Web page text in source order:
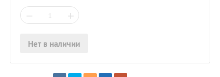
− +
Нет в наличии